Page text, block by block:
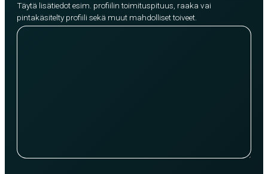
Täytä lisätiedot esim. profiilin toimituspituus, raaka vai
pintakäsitelty profiili sekä muut mahdolliset toiveet.